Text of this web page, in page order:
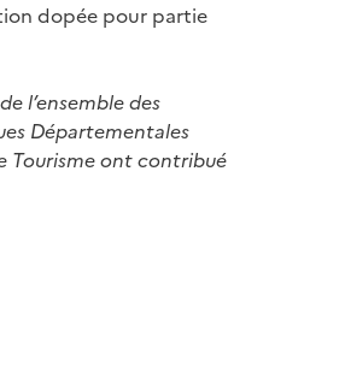
dopée pour partie
l’ensemble des
Départementales
Tourisme ont contribué